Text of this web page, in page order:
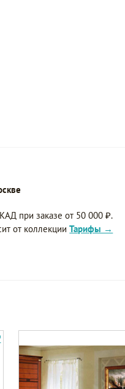
при заказе от 50 000 ₽.
от коллекцииТарифы →